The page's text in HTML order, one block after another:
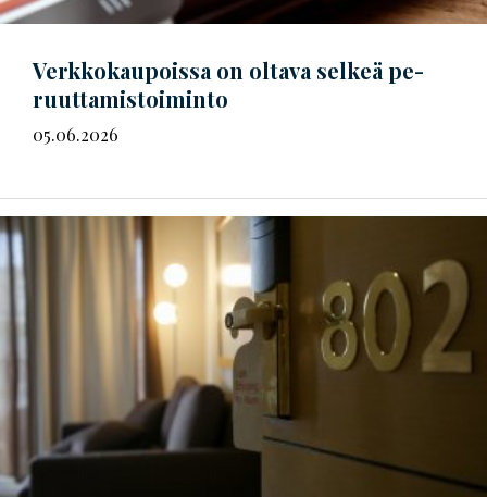
Verkkokaupoissa on oltava selkeä pe­
ruut­ta­mis­toi­min­to
05.06.2026